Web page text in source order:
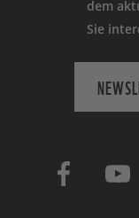
dem
Sie